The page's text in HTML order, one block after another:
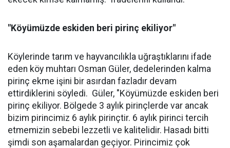
"Köyümüzde eskiden beri pirinç ekiliyor"
Köylerinde tarım ve hayvancılıkla uğraştıklarını ifade
eden köy muhtarı Osman Güler, dedelerinden kalma
pirinç ekme işini bir asırdan fazladır devam
ettirdiklerini söyledi. Güler, "Köyümüzde eskiden beri
pirinç ekiliyor. Bölgede 3 aylık pirinçlerde var ancak
bizim pirincimiz 6 aylık pirinçtir. 6 aylık pirinci tercih
etmemizin sebebi lezzetli ve kalitelidir. Hasadı bitti
şimdi son aşamalardan geçiyor. Pirincimiz çok